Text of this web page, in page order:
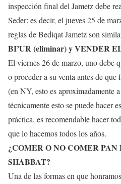
inspección final del Jametz debe
Seder: es decir, el jueves 25 de
reglas de Bediqat Jametz son
BI’UR (eliminar) y VENDER
El viernes 26 de marzo, uno debe
o proceder a su venta antes de
(en NY, esto es aproximadamente
técnicamente esto se puede hacer
práctica, es recomendable hacer
que lo hacemos todos los años.
¿COMER O NO COMER
SHABBAT?
Una de las formas en que